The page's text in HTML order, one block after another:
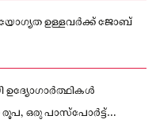
ഉള്ളവർക്ക് ജോബ്
ഉദ്യോഗാർത്ഥികൾ
രൂപ, ഒരു പാസ്‌പോർട്ട്